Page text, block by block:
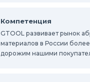
Компетенция
GTOOL развивает рынок
материалов в России
дорожим нашими